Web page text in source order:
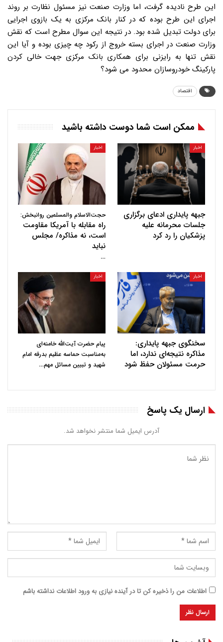
این طرح نادیده گرفت، اما وزارت صنعت نیز مسئول نظارت بر روند
اجرای این طرح بوده که در کنار بانک مرکزی به یک بازوی اجرایی
برای دولت تبدیل شده بود. در نتیجه این سوال مطرح است که نقش
وزارت صنعت در اجرای بسته خروج از رکود چه چیزی بوده و آیا این
نقش تنها به رایزنی برای همکاری بانک مرکزی جهت خالی کردن
پارکینگ خودروسازان محدود می شود؟
اقتصاد
ممکن است شما دوست داشته باشید
اخبار
جبهه پایداری ادعای برگزاری
جلسات محرمانه علیه
پزشکیان را رد کرد
اخبار
حجت‌الاسلام والمسلمین روانبخش:
راه مقابله با آمریکا مقاومت
است، نه مذاکره/ مجلس
نباید
…
اخبار
سخنگوی جبهه پایداری:
مذاکره نتیجه‌ای ندارد، اما
حرمت مسئولان حفظ شود
اخبار
پیام حضرت آیت‌الله خامنه‌ای
به‌مناسبت حماسه عظیم بدرقه امام
شهید و تبیین مسائل مهم…
ارسال یک پاسخ
آدرس ایمیل شما منتشر نخواهد شد.
اطلاعات من را ذخیره کن تا در آینده نیازی به ورود اطلاعات نداشته باشم